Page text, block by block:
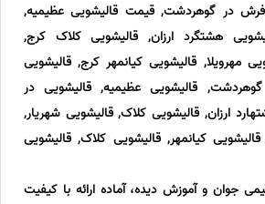
در گوهردشت, قیمت قالیشویی عظیمیه,
هشتگرد ارزان, قالیشویی کلاک کرج,
مهرویلا, قالیشویی کیانمهر کرج, قالیشویی
گوهردشت, قالیشویی عظیمیه, قالیشویی در
ارزان, قالیشویی کلاک, قالیشویی شهریار,
کیانمهر, قالیشویی کلاک, قالیشویی
جوان و آموزش دیده، آماده ارائه با کیفیت